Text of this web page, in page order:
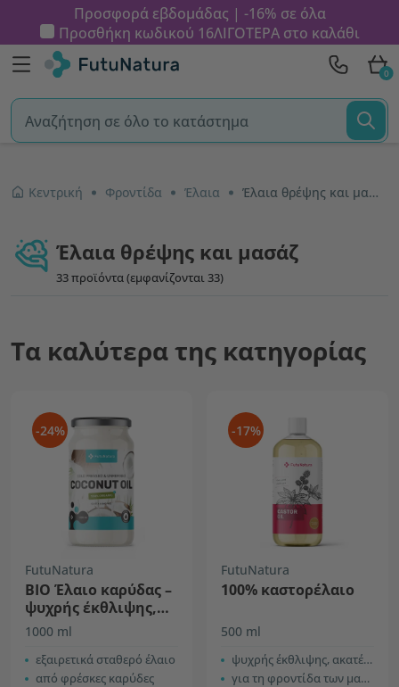
Προσφορά εβδομάδας | -16% σε όλα
Προσθήκη κωδικού 16ΛΙΓΟΤΕΡΑστο καλάθι
0
Κεντρική Φροντίδα Έλαια Έλαια θρέψης και μασάζ
Έλαια θρέψης και μασάζ
33 προϊόντα (εμφανίζονται 33)
Τα καλύτερα της κατηγορίας
-24%
FutuNatura
BIO Έλαιο καρύδας –
ψυχρής έκθλιψης,
ανεπεξέργαστο
1000 ml
εξαιρετικά σταθερό έλαιο
από φρέσκες καρύδες
-17%
FutuNatura
100% καστορέλαιο
500 ml
ψυχρής έκθλιψης, ακατέργαστο
για τη φροντίδα των μαλλιών και του τριχωτού